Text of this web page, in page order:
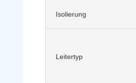
Isolierung
Leitertyp